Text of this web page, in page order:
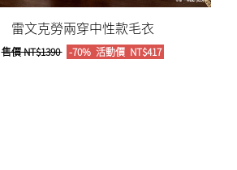
雷文克勞兩穿中性款毛衣
售價NT$1390 -70% 活動價NT$417